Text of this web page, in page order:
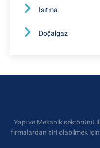
Isıtma
Doğalgaz
Yapı ve Mekanik sektörünü
firmalardan biri olabilmek için